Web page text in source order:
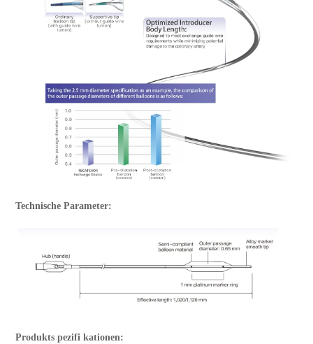
Technische Parameter:
Produkts pezifi kationen: